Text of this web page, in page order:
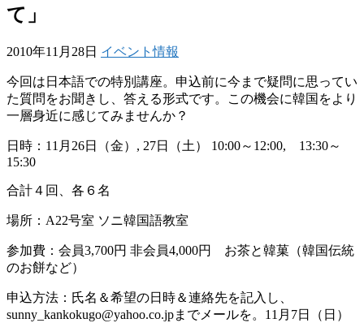
て」
2010年11月28日 イベント情報
今回は日本語での特別講座。申込前に今まで疑問に思ってい
た質問をお聞きし、答える形式です。この機会に韓国をより
一層身近に感じてみませんか？
日時：11月26日（金）, 27日（土） 10:00～12:00, 13:30～
15:30
合計４回、各６名
場所：A22号室 ソニ韓国語教室
参加費：会員3,700円 非会員4,000円 お茶と韓菓（韓国伝統
のお餅など）
申込方法：氏名＆希望の日時＆連絡先を記入し、
sunny_kankokugo@yahoo.co.jpまでメールを。11月7日（日）